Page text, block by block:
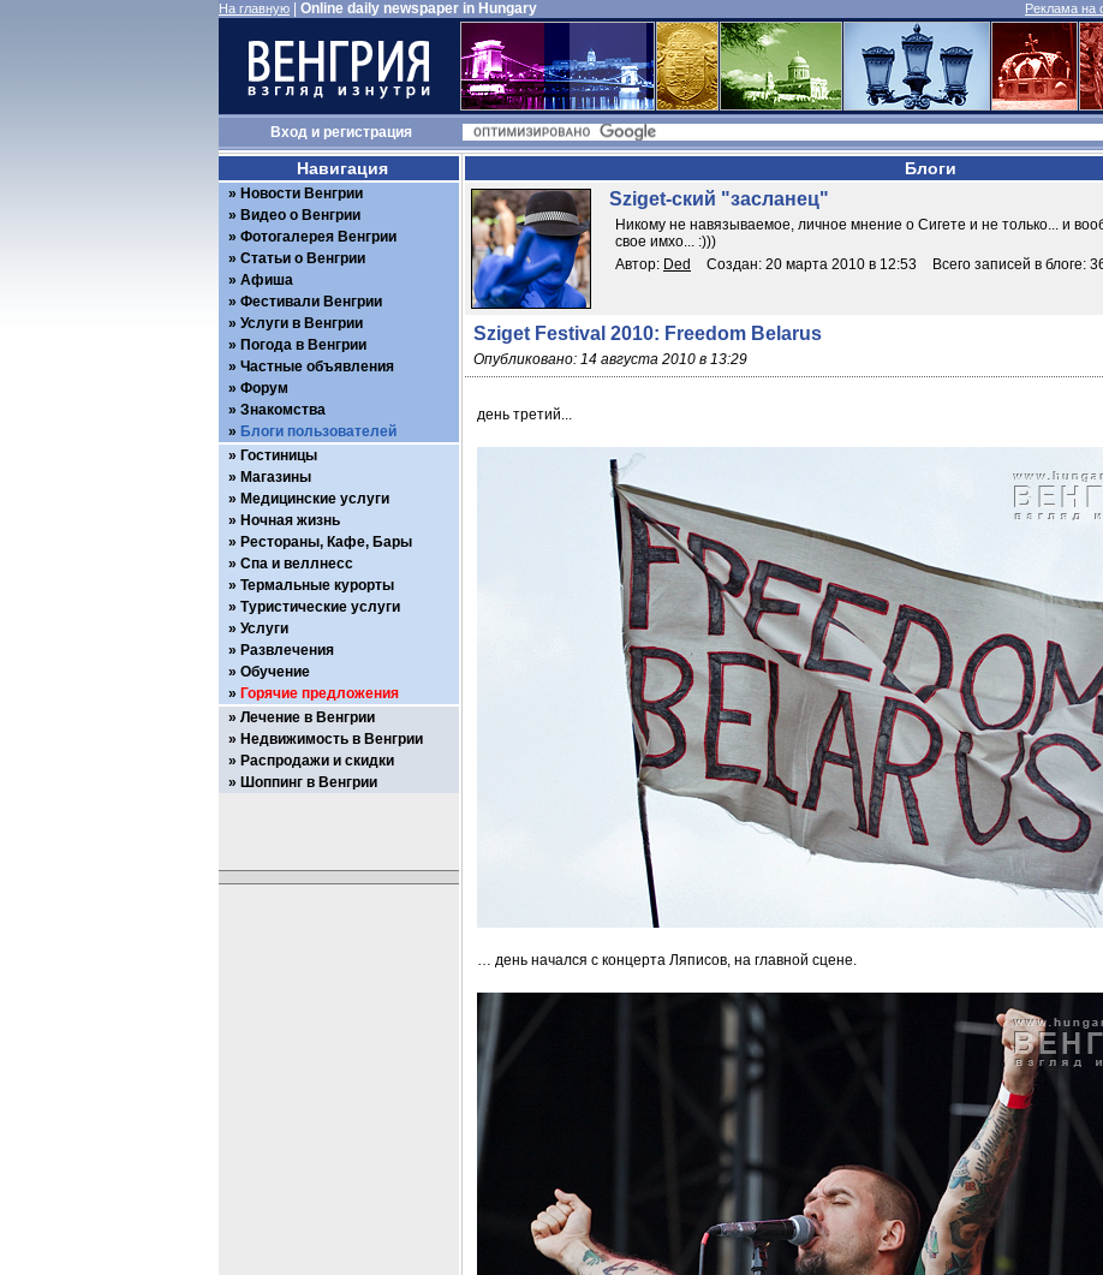
На главную Online daily newspaper in Hungary Реклама на
Входи регистрация
Блоги
Sziget-ский "засланец"
Никому не навязываемое, личное мнение о Сигете и не только... и
свое имхо... :)))
Автор: Ded Создан: 20 марта 2010 в 12:53 Всего записей в блоге:
Sziget Festival 2010: Freedom Belarus
Опубликовано: 14 августа 2010 в 13:29
день третий...
… день начался с концерта Ляписов, на главной сцене.
Навигация
Новости Венгрии
Видео о Венгрии
Фотогалерея Венгрии
Статьи о Венгрии
Афиша
Фестивали Венгрии
Услуги в Венгрии
Погода в Венгрии
Частные объявления
Форум
Знакомства
Блоги пользователей
Гостиницы
Магазины
Медицинские услуги
Ночная жизнь
Рестораны, Кафе, Бары
Спа и веллнесс
Термальные курорты
Туристические услуги
Услуги
Развлечения
Обучение
Горячие предложения
Лечение в Венгрии
Недвижимость в Венгрии
Распродажи и скидки
Шоппинг в Венгрии